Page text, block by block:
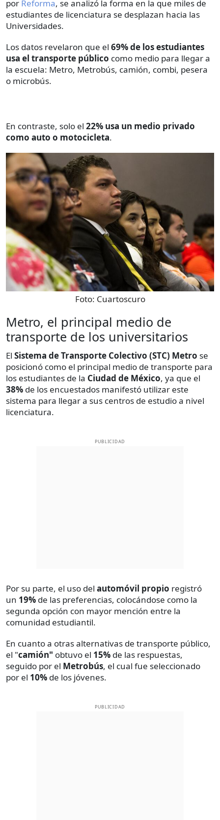
por Reforma, se analizó la forma en la que miles de
estudiantes de licenciatura se desplazan hacia las
Universidades.
Los datos revelaron que el 69% de los estudiantes
usa el transporte público como medio para llegar a
la escuela: Metro, Metrobús, camión, combi, pesera
o microbús.
En contraste, solo el 22% usa un medio privado
como auto o motocicleta.
Foto: Cuartoscuro
Metro, el principal medio de
transporte de los universitarios
El Sistema de Transporte Colectivo (STC) Metro se
posicionó como el principal medio de transporte para
los estudiantes de la Ciudad de México, ya que el
38% de los encuestados manifestó utilizar este
sistema para llegar a sus centros de estudio a nivel
licenciatura.
PUBLICIDAD
Por su parte, el uso del automóvil propio registró
un 19% de las preferencias, colocándose como la
segunda opción con mayor mención entre la
comunidad estudiantil.
En cuanto a otras alternativas de transporte público,
el "camión" obtuvo el 15% de las respuestas,
seguido por el Metrobús, el cual fue seleccionado
por el 10% de los jóvenes.
PUBLICIDAD